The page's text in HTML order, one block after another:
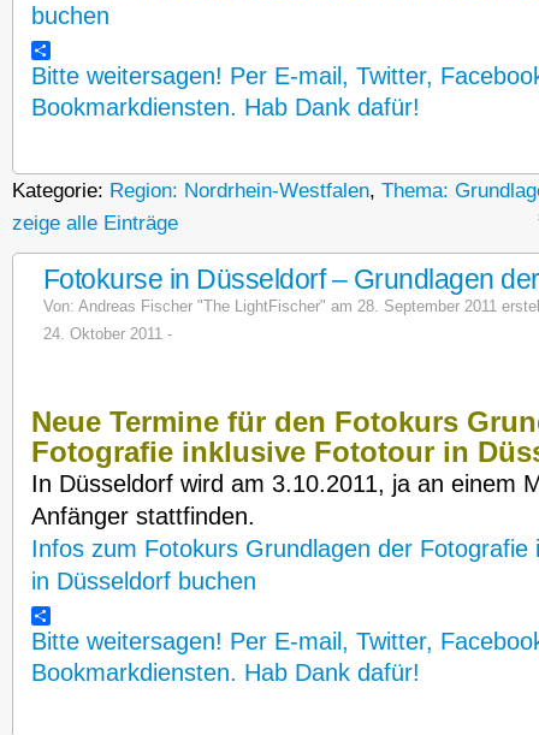
buchen
Bitte weitersagen! Per E-mail, Twitter,
Bookmarkdiensten. Hab Dank dafür!
Kategorie: Region: Nordrhein-Westfalen, Thema:
zeige alle Einträge
Fotokurse in Düsseldorf – Grundlagen
Von: Andreas Fischer "The LightFischer" am 28. September 2011
24. Oktober 2011 -
Neue Termine für den Fotokurs
Fotografie inklusive Fototour in
In Düsseldorf wird am 3.10.2011, ja an einem
Anfänger stattfinden.
Infos zum Fotokurs Grundlagen der Fotografie
in Düsseldorf buchen
Bitte weitersagen! Per E-mail, Twitter,
Bookmarkdiensten. Hab Dank dafür!